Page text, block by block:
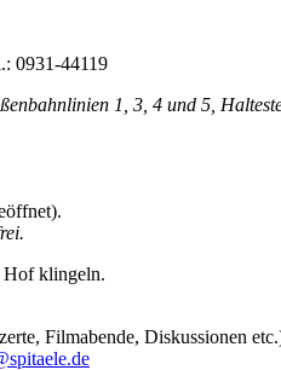
0931-44119
1, 3, 4 und 5,
Hof klingeln.
Filmabende, Diskussionen